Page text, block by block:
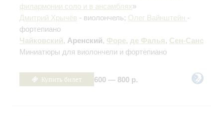
филармонии соло и в ансамблях»
Дмитрий Хрычёв - виолончель; Олег Вайнштейн -
фортепиано
Чайковский, Аренский, Форе, де Фалья, Сен-Санс
Миниатюры для виолончели и фортепиано
Купить билет 600 — 800 р.